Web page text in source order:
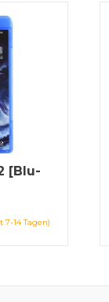
[Blu-
14 Tagen)